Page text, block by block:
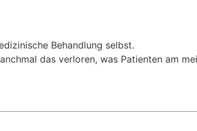
Behandlung selbst.
das verloren, was Patienten am